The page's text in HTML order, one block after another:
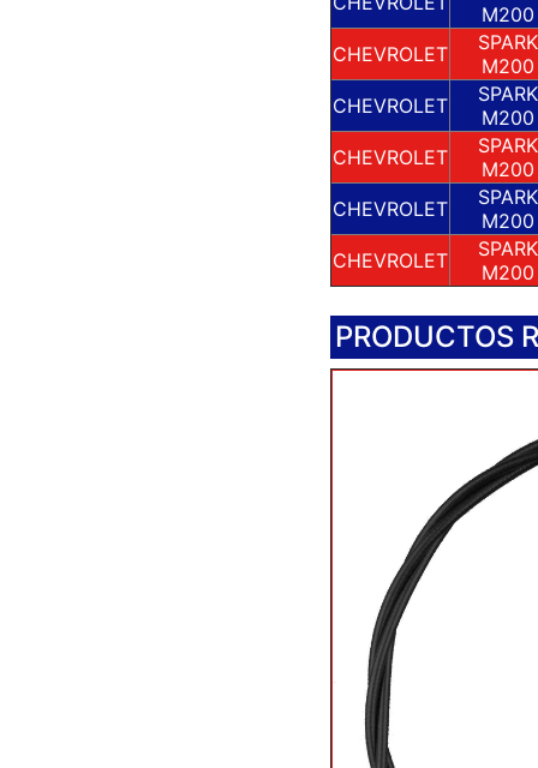
M200
CHEVROLET
SPARK
M200
CHEVROLET
SPARK
M200
CHEVROLET
SPARK
M200
CHEVROLET
SPARK
M200
CHEVROLET
SPARK
M200
PRODUCTOS